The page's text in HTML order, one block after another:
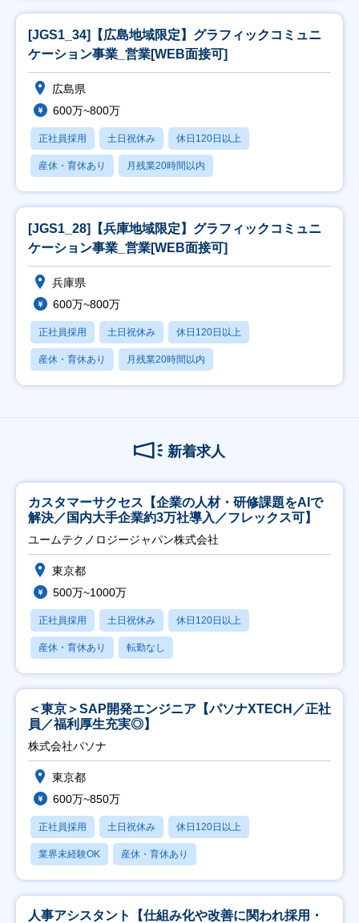
[JGS1_34]【広島地域限定】グラフィックコミュニ
ケーション事業_営業[WEB面接可]
広島県
600万~800万
正社員採用 土日祝休み 休日120日以上
産休・育休あり 月残業20時間以内
[JGS1_28]【兵庫地域限定】グラフィックコミュニ
ケーション事業_営業[WEB面接可]
兵庫県
600万~800万
正社員採用 土日祝休み 休日120日以上
産休・育休あり 月残業20時間以内
新着求人
カスタマーサクセス【企業の人材・研修課題をAIで
解決／国内大手企業約3万社導入／フレックス可】
ユームテクノロジージャパン株式会社
東京都
500万~1000万
正社員採用 土日祝休み 休日120日以上
産休・育休あり 転勤なし
＜東京＞SAP開発エンジニア【パソナXTECH／正社
員／福利厚生充実◎】
株式会社パソナ
東京都
600万~850万
正社員採用 土日祝休み 休日120日以上
業界未経験OK 産休・育休あり
人事アシスタント【仕組み化や改善に関われ採用・